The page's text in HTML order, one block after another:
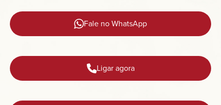
Fale no WhatsApp
Ligar agora